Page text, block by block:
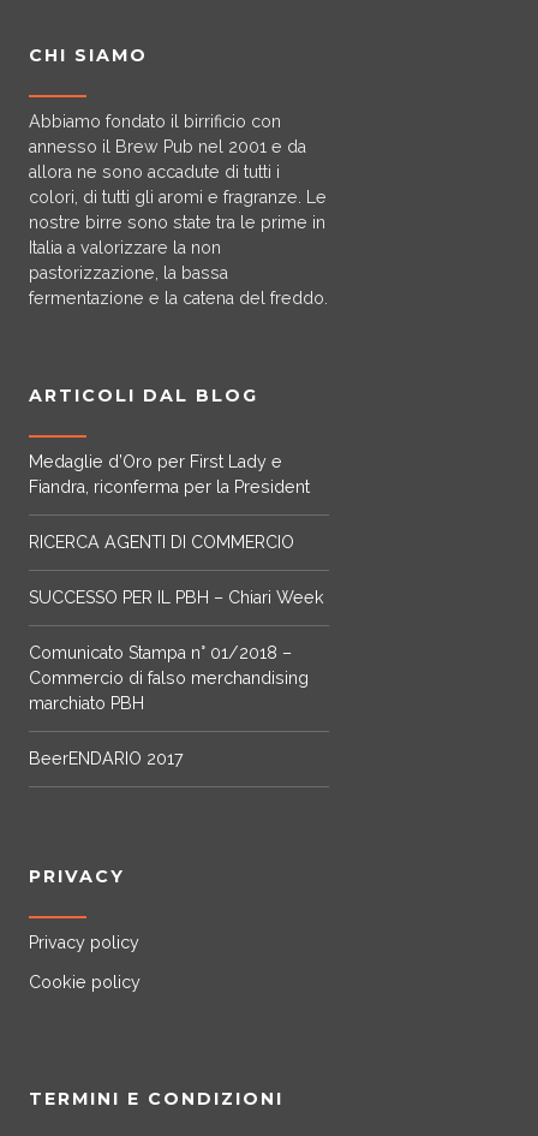
CHI SIAMO
Abbiamo fondato il birrificio con
annesso il Brew Pub nel 2001 e da
allora ne sono accadute di tutti i
colori, di tutti gli aromi e fragranze. Le
nostre birre sono state tra le prime in
Italia a valorizzare la non
pastorizzazione, la bassa
fermentazione e la catena del freddo.
ARTICOLI DAL BLOG
Medaglie d’Oro per First Lady e
Fiandra, riconferma per la President
RICERCA AGENTI DI COMMERCIO
SUCCESSO PER IL PBH – Chiari Week
Comunicato Stampa n° 01/2018 –
Commercio di falso merchandising
marchiato PBH
BeerENDARIO 2017
PRIVACY
Privacy policy
Cookie policy
TERMINI E CONDIZIONI